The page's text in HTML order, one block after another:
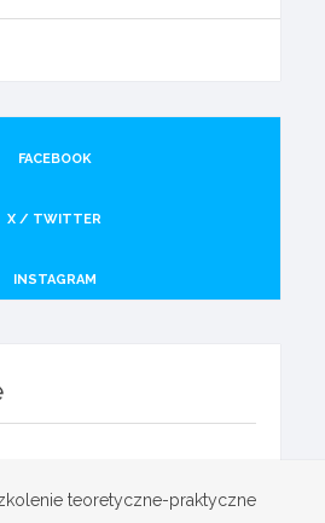
FACEBOOK
X / TWITTER
INSTAGRAM
teoretyczne-praktyczne